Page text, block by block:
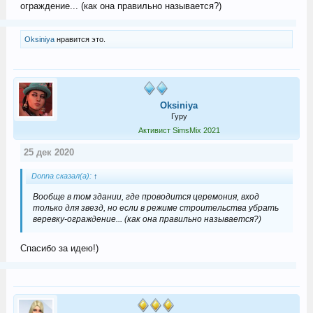
ограждение... (как она правильно называется?)
Oksiniyaнравится это.
Oksiniya
Гуру
Активист SimsMix 2021
25 дек 2020
Donna сказал(а): ↑
Вообще в том здании, где проводится церемония, вход
только для звезд, но если в режиме строительства убрать
веревку-ограждение... (как она правильно называется?)
Спасибо за идею!)